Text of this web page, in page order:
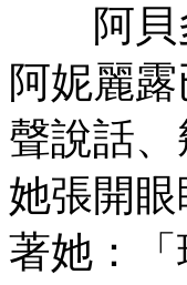
阿貝多
阿妮麗
聲說話
她張開
著她：